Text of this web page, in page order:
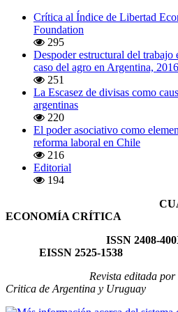
Crítica al Índice de Libertad
Foundation
295
Despoder estructural del trabajo
caso del agro en Argentina,
251
La Escasez de divisas como
argentinas
220
El poder asociativo como
reforma laboral en Chile
216
Editorial
194
ECONOMÍA CRÍTICA
ISSN
EISSN 2525-1538
Revista editada por la
Critica de Argentina y Uruguay